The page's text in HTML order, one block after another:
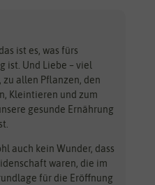
ist es, was fürs
ist. Und Liebe – viel
zu allen Pflanzen, den
Kleintieren und zum
gesunde Ernährung
auch kein Wunder, dass
waren, die im
für die Eröffnung